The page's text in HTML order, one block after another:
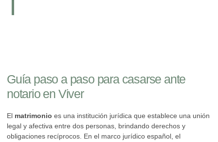
Guía paso a paso para casarse ante
notario en Viver
El matrimonio es una institución jurídica que establece una unión
legal y afectiva entre dos personas, brindando derechos y
obligaciones recíprocos. En el marco jurídico español, el